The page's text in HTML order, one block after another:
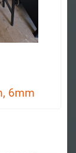
6mm